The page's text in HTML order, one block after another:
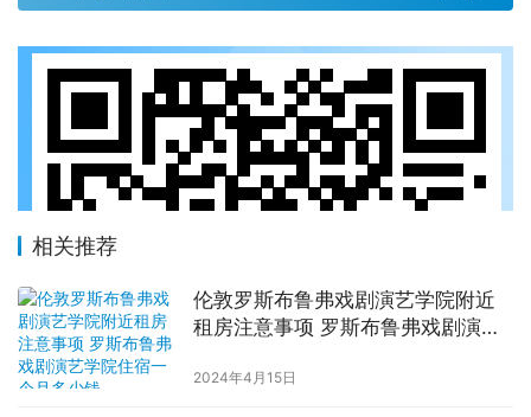
相关推荐
伦敦罗斯布鲁弗戏剧演艺学院附近
租房注意事项 罗斯布鲁弗戏剧演艺
2024年4月15日